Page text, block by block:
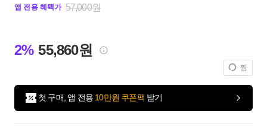
앱 전용 혜택가 57,000원
2% 55,860원
찜
첫 구매, 앱 전용 10만원 쿠폰팩 받기